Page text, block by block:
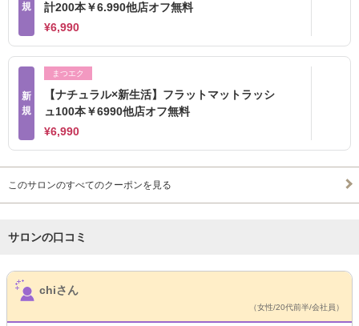
規
計200本￥6.990他店オフ無料
¥6,990
新
規
まつエク
【ナチュラル×新生活】フラットマットラッシ
ュ100本￥6990他店オフ無料
¥6,990
このサロンのすべてのクーポンを見る
サロンの口コミ
サロンPick Up
chiさん
（女性/20代前半/会社員）